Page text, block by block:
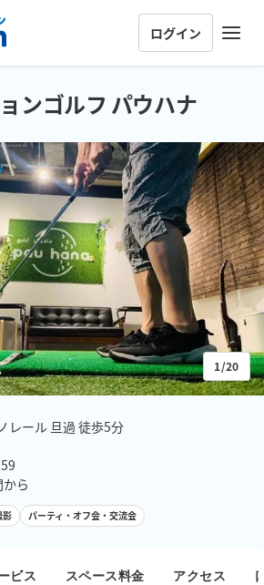
ログイン
1/20
レール 旦過 徒歩5分
ら
影 パーティ・オフ会・交流会
ンゴルフ パウハナ
ビス スペース料金 アクセス